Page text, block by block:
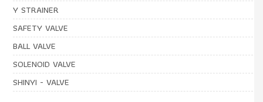
Y STRAINER
SAFETY VALVE
BALL VALVE
SOLENOID VALVE
SHINYI - VALVE